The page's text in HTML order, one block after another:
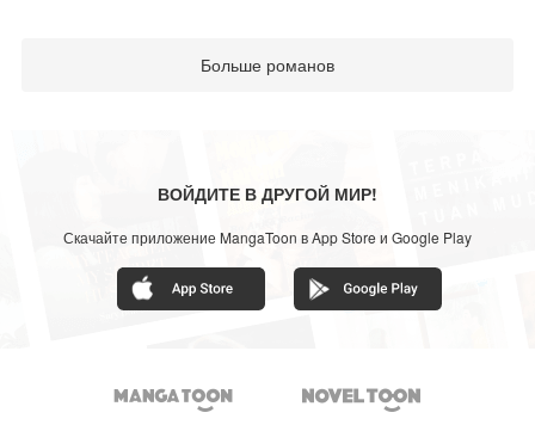
Больше романов
ВОЙДИТЕ В ДРУГОЙ МИР!
Скачайте приложение MangaToon в App Store и Google Play
 